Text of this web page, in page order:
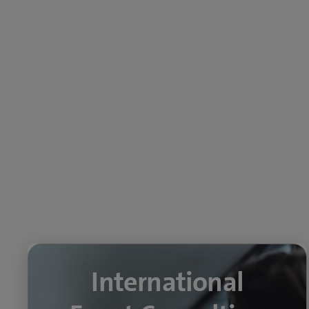
International
International